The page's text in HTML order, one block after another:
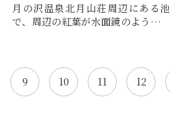
月の沢温泉北月山荘周辺にある池
で、周辺の紅葉が水面鏡のように映
9 10 11 12